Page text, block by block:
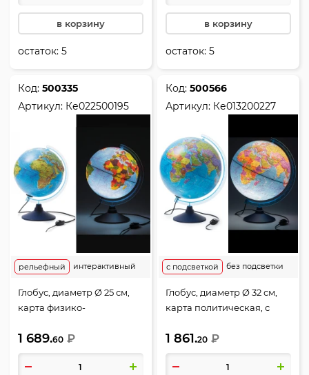
в корзину
остаток:5
в корзину
остаток:5
Код:500335
Артикул: Ке022500195
интерактивный
рельефный
Глобус, диаметр Ø 25 см,
карта физико-
рельефный, с подсветкой,
пластик, Рельефный,
Глобен, Ке022500195
1 689.60 ₽
Код:500566
Артикул: Ке013200227
без подсветки
с подсветкой
Глобус, диаметр Ø 32 см,
карта политическая, с
Глобен, Ке013200227
1 861.20 ₽